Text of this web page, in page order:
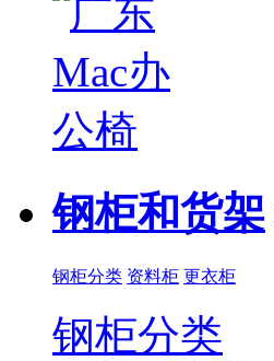
钢柜和货架
钢柜分类 资料柜 更衣柜
钢柜分类